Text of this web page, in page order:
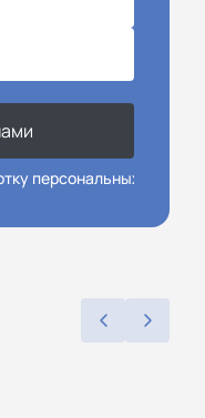
персональных